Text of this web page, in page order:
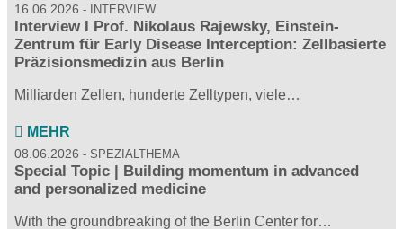
16.06.2026 INTERVIEW
Interview I Prof. Nikolaus Rajewsky, Einstein-
Zentrum für Early Disease Interception: Zellbasierte
Präzisionsmedizin aus Berlin
Milliarden Zellen, hunderte Zelltypen, viele…
MEHR
08.06.2026 SPEZIALTHEMA
Special Topic | Building momentum in advanced
and personalized medicine
With the groundbreaking of the Berlin Center for…